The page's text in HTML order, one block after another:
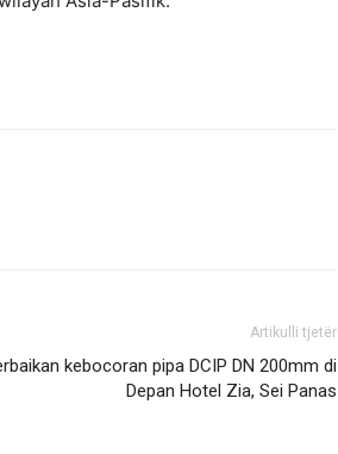
Artikulli tjetër
kebocoran pipa DCIP DN 200mm di
Depan Hotel Zia, Sei Panas